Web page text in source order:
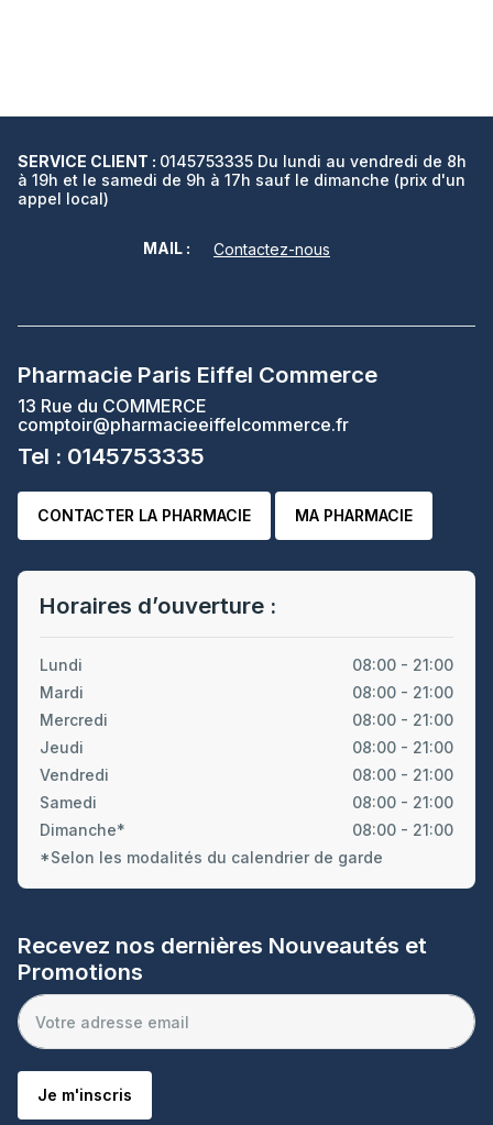
SERVICE CLIENT : 0145753335 Du lundi au vendredi de 8h
à 19h et le samedi de 9h à 17h sauf le dimanche (prix d'un
appel local)
MAIL : Contactez-nous
Pharmacie Paris Eiffel Commerce
13 Rue du COMMERCE
comptoir@pharmacieeiffelcommerce.fr
Tel : 0145753335
CONTACTER LA PHARMACIE MA PHARMACIE
Horaires d’ouverture :
Lundi
08:00 - 21:00
Mardi
08:00 - 21:00
Mercredi
08:00 - 21:00
Jeudi
08:00 - 21:00
Vendredi
08:00 - 21:00
Samedi
08:00 - 21:00
Dimanche*
08:00 - 21:00
*Selon les modalités du calendrier de garde
Recevez nos dernières Nouveautés et
Promotions
Je m'inscris